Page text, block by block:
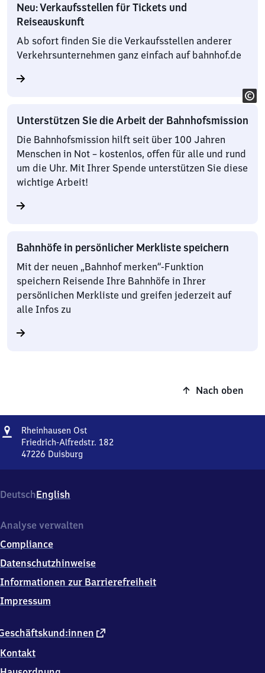
Neu: Verkaufsstellen für Tickets und
Reiseauskunft
Ab sofort finden Sie die Verkaufsstellen anderer
Verkehrsunternehmen ganz einfach auf bahnhof.de
Unterstützen Sie die Arbeit der Bahnhofsmission
Die Bahnhofsmission hilft seit über 100 Jahren
Menschen in Not – kostenlos, offen für alle und rund
um die Uhr. Mit Ihrer Spende unterstützen Sie diese
wichtige Arbeit!
Bahnhöfe in persönlicher Merkliste speichern
Mit der neuen „Bahnhof merken“-Funktion
speichern Reisende Ihre Bahnhöfe in Ihrer
persönlichen Merkliste und greifen jederzeit auf
alle Infos zu
Nach oben
Adresse
Rheinhausen Ost
Ost
Friedrich-Alfredstr. 182
47226 Duisburg
Friedrich-
Alfredstr.
4
2
2
Duisburg
DeutschEnglish
externer
Kontakt
Analyse verwalten
Compliance
Datenschutzhinweise
Informationen zur Barrierefreiheit
Impressum